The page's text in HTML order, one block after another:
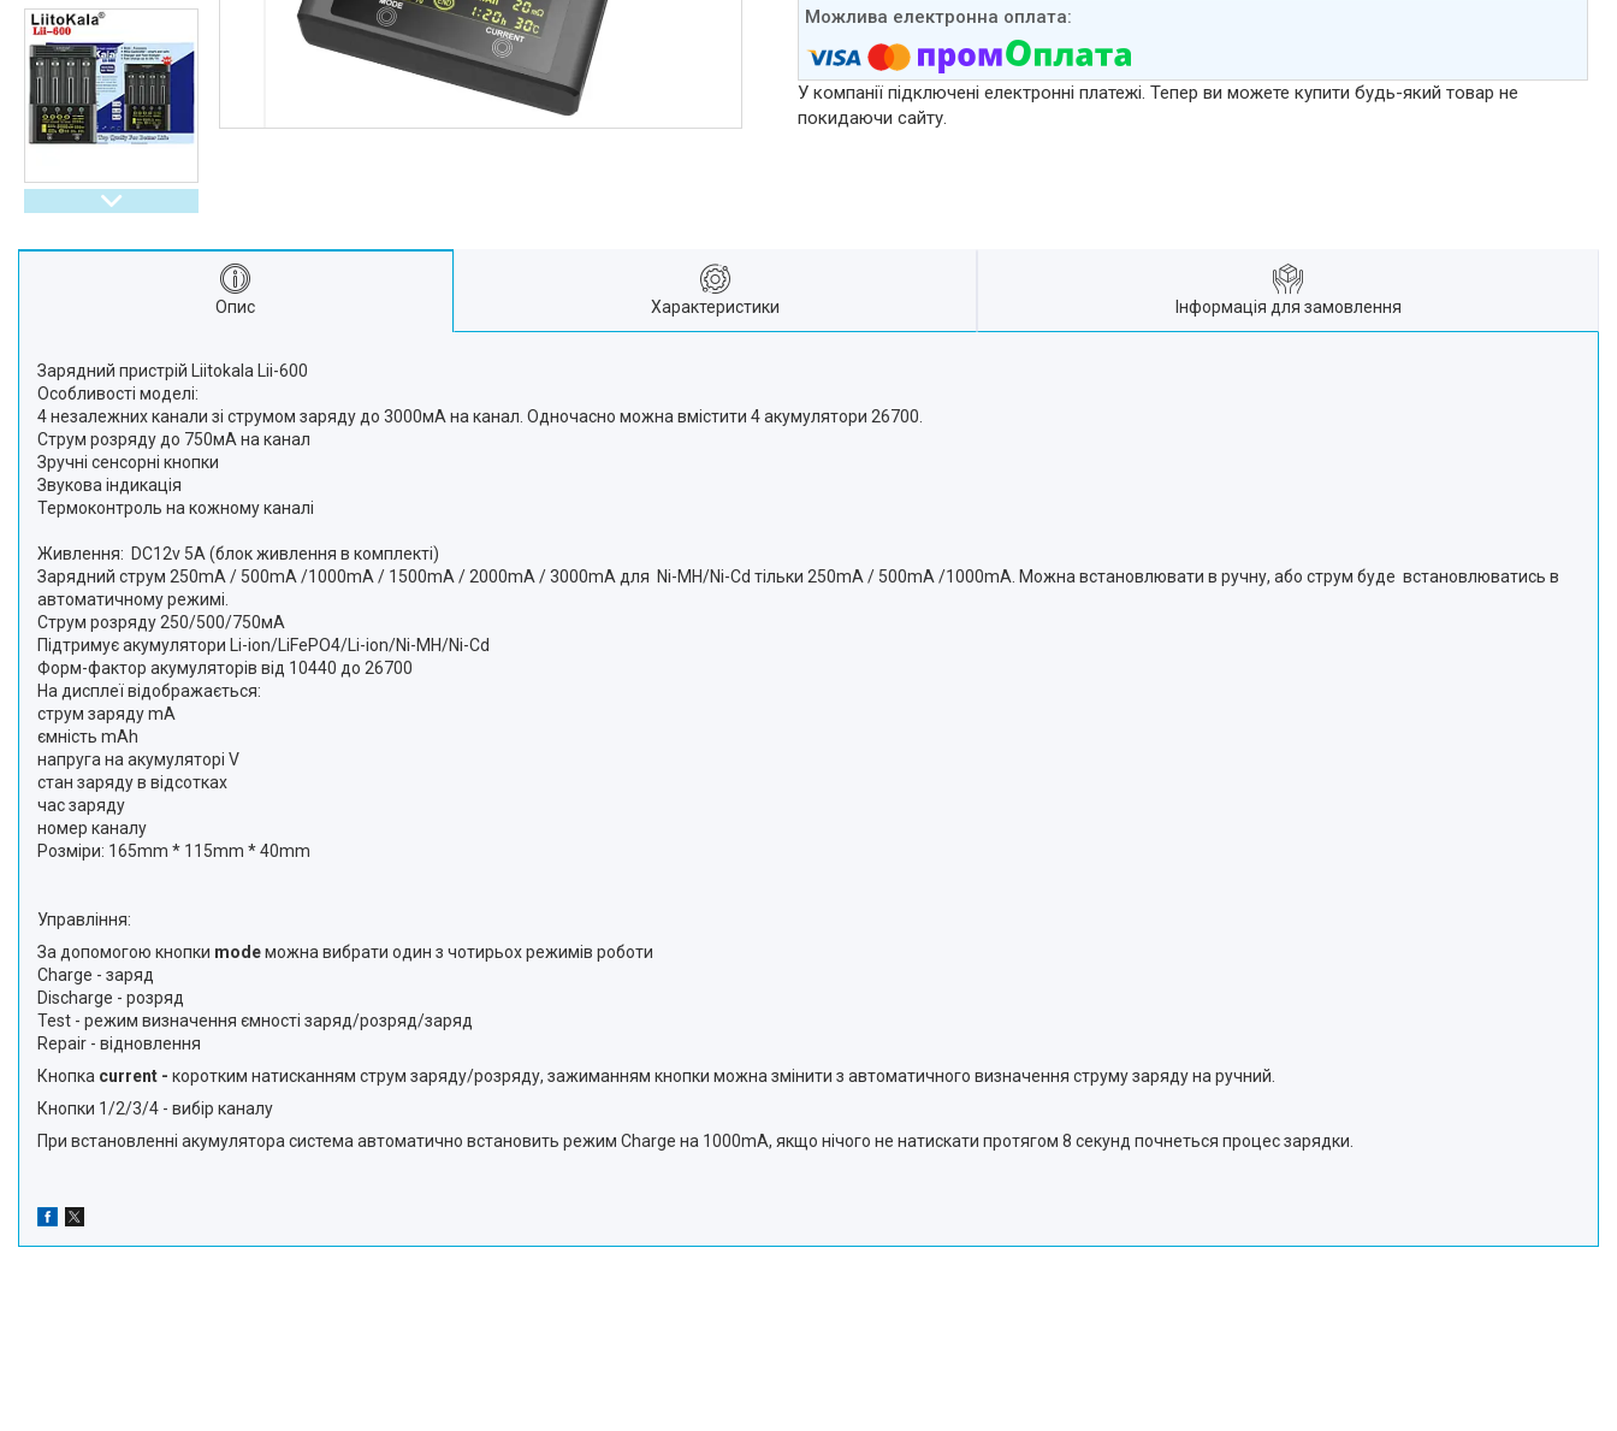
Велозапчастини та
велоаксесуари
Запчастини до ліхтарів
Аксесуари до ліхтарів
Розпродаж
Відгуки
У компанії підключені електронні платежі. Тепер ви можете купити будь-який товар не
покидаючи сайту.
Опис Характеристики Інформація для замовлення
Зарядний пристрій Liitokala Lii-600
Особливості моделі:
4 незалежних канали зі струмом заряду до 3000мА на канал. Одночасно можна вмістити 4 акумулятори 26700.
Струм розряду до 750мА на канал
Зручні сенсорні кнопки
Звукова індикація
Термоконтроль на кожному каналі
Живлення: DC12v 5А (блок живлення в комплекті)
Зарядний струм 250mA / 500mA /1000mA / 1500mA / 2000mA / 3000mA для Ni-MH/Ni-Cd тільки 250mA / 500mA /1000mA. Можна встановлювати в ручну, або струм буде встановлюватись в
автоматичному режимі.
Струм розряду 250/500/750мА
Підтримує акумулятори Li-ion/LiFePO4/Li-ion/Ni-MH/Ni-Cd
Форм-фактор акумуляторів від 10440 до 26700
На дисплеї відображається:
струм заряду mА
ємність mAh
напруга на акумуляторі V
стан заряду в відсотках
час заряду
номер каналу
Розміри: 165mm * 115mm * 40mm
Управління:
За допомогою кнопки modeможна вибрати один з чотирьох режимів роботи
Charge - заряд
Discharge - розряд
Test - режим визначення ємності заряд/розряд/заряд
Repair - відновлення
Кнопка current - коротким натисканням струм заряду/розряду, зажиманням кнопки можна змінити з автоматичного визначення струму заряду на ручний.
Кнопки 1/2/3/4 - вибір каналу
При встановленні акумулятора система автоматично встановить режим Charge на 1000mA, якщо нічого не натискати протягом 8 секунд почнеться процес зарядки.